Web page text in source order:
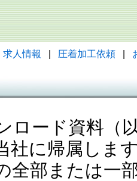
求人情報 圧着加工依頼
ロード資料（
社に帰属しま
全部または一